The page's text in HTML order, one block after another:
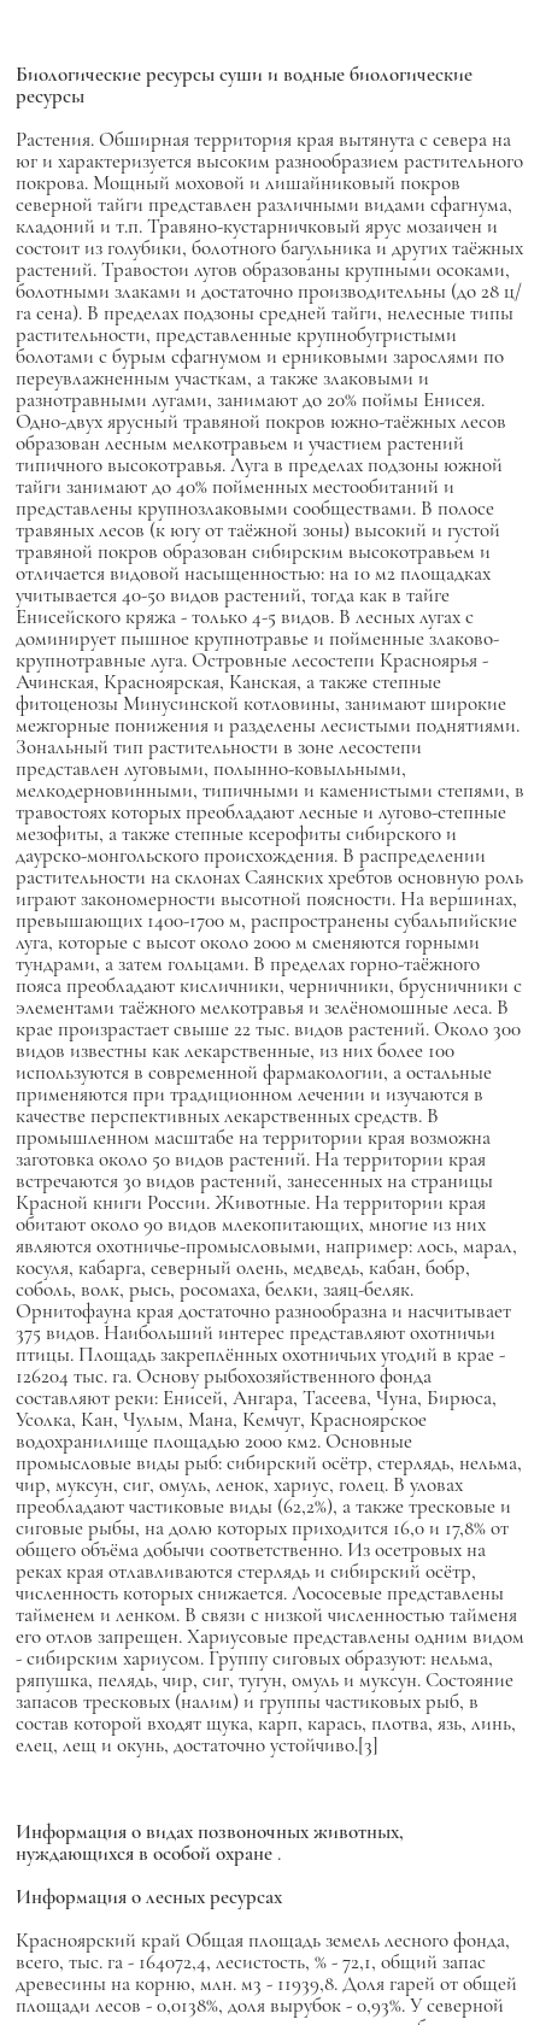
Биологические ресурсы суши и водные биологические
ресурсы
Растения. Обширная территория края вытянута с севера на
юг и характеризуется высоким разнообразием растительного
покрова. Мощный моховой и лишайниковый покров
северной тайги представлен различными видами сфагнума,
кладоний и т.п. Травяно-кустарничковый ярус мозаичен и
состоит из голубики, болотного багульника и других таёжных
растений. Травостои лугов образованы крупными осоками,
болотными злаками и достаточно производительны (до 28 ц/
га сена). В пределах подзоны средней тайги, нелесные типы
растительности, представленные крупнобугристыми
болотами с бурым сфагнумом и ерниковыми зарослями по
переувлажненным участкам, а также злаковыми и
разнотравными лугами, занимают до 20% поймы Енисея.
Одно-двух ярусный травяной покров южно-таёжных лесов
образован лесным мелкотравьем и участием растений
типичного высокотравья. Луга в пределах подзоны южной
тайги занимают до 40% пойменных местообитаний и
представлены крупнозлаковыми сообществами. В полосе
травяных лесов (к югу от таёжной зоны) высокий и густой
травяной покров образован сибирским высокотравьем и
отличается видовой насыщенностью: на 10 м2 площадках
учитывается 40-50 видов растений, тогда как в тайге
Енисейского кряжа - только 4-5 видов. В лесных лугах с
доминирует пышное крупнотравье и пойменные злаково-
крупнотравные луга. Островные лесостепи Красноярья -
Ачинская, Красноярская, Канская, а также степные
фитоценозы Минусинской котловины, занимают широкие
межгорные понижения и разделены лесистыми поднятиями.
Зональный тип растительности в зоне лесостепи
представлен луговыми, полынно-ковыльными,
мелкодерновинными, типичными и каменистыми степями, в
травостоях которых преобладают лесные и лугово-степные
мезофиты, а также степные ксерофиты сибирского и
даурско-монгольского происхождения. В распределении
растительности на склонах Саянских хребтов основную роль
играют закономерности высотной поясности. На вершинах,
превышающих 1400-1700 м, распространены субальпийские
луга, которые с высот около 2000 м сменяются горными
тундрами, а затем гольцами. В пределах горно-таёжного
пояса преобладают кисличники, черничники, брусничники с
элементами таёжного мелкотравья и зелёномошные леса. В
крае произрастает свыше 22 тыс. видов растений. Около 300
видов известны как лекарственные, из них более 100
используются в современной фармакологии, а остальные
применяются при традиционном лечении и изучаются в
качестве перспективных лекарственных средств. В
промышленном масштабе на территории края возможна
заготовка около 50 видов растений. На территории края
встречаются 30 видов растений, занесенных на страницы
Красной книги России. Животные. На территории края
обитают около 90 видов млекопитающих, многие из них
являются охотничье-промысловыми, например: лось, марал,
косуля, кабарга, северный олень, медведь, кабан, бобр,
соболь, волк, рысь, росомаха, белки, заяц-беляк.
Орнитофауна края достаточно разнообразна и насчитывает
375 видов. Наибольший интерес представляют охотничьи
птицы. Площадь закреплённых охотничьих угодий в крае -
126204 тыс. га. Основу рыбохозяйственного фонда
составляют реки: Енисей, Ангара, Тасеева, Чуна, Бирюса,
Усолка, Кан, Чулым, Мана, Кемчуг, Красноярское
водохранилище площадью 2000 км2. Основные
промысловые виды рыб: сибирский осётр, стерлядь, нельма,
чир, муксун, сиг, омуль, ленок, хариус, голец. В уловах
преобладают частиковые виды (62,2%), а также тресковые и
сиговые рыбы, на долю которых приходится 16,0 и 17,8% от
общего объёма добычи соответственно. Из осетровых на
реках края отлавливаются стерлядь и сибирский осётр,
численность которых снижается. Лососевые представлены
тайменем и ленком. В связи с низкой численностью тайменя
его отлов запрещен. Хариусовые представлены одним видом
- сибирским хариусом. Группу сиговых образуют: нельма,
ряпушка, пелядь, чир, сиг, тугун, омуль и муксун. Состояние
запасов тресковых (налим) и группы частиковых рыб, в
состав которой входят щука, карп, карась, плотва, язь, линь,
елец, лещ и окунь, достаточно устойчиво.[3]
Информация о видах позвоночных животных,
нуждающихся в особой охране .
Информация о лесных ресурсах
Красноярский край Общая площадь земель лесного фонда,
всего, тыс. га - 164072,4, лесистость, % - 72,1, общий запас
древесины на корню, млн. м3 - 11939,8. Доля гарей от общей
площади лесов - 0,0138%, доля вырубок - 0,93%. У северной